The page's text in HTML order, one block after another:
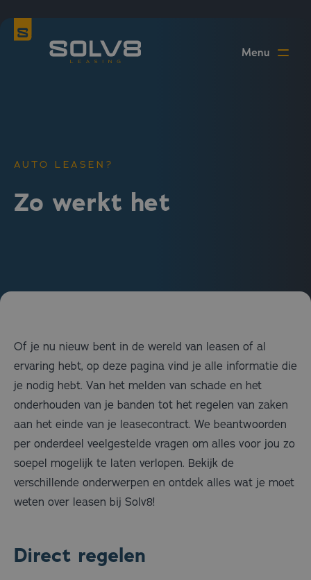
AUTO LEASEN?
Zo werkt het
Of je nu nieuw bent in de wereld van leasen of al
ervaring hebt, op deze pagina vind je alle informatie die
je nodig hebt. Van het melden van schade en het
onderhouden van je banden tot het regelen van zaken
aan het einde van je leasecontract. We beantwoorden
per onderdeel veelgestelde vragen om alles voor jou zo
soepel mogelijk te laten verlopen. Bekijk de
verschillende onderwerpen en ontdek alles wat je moet
weten over leasen bij Solv8!
Direct regelen